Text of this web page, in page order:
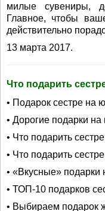
милые сувениры,
Главное, чтобы
действительно
13 марта 2017.
Что подарить
• Подарок сестре на
• Дорогие подарки
• Что подарить
• Что подарить
• «Вкусные» подарки
• ТОП-10 подарков
• Выбираем подарок